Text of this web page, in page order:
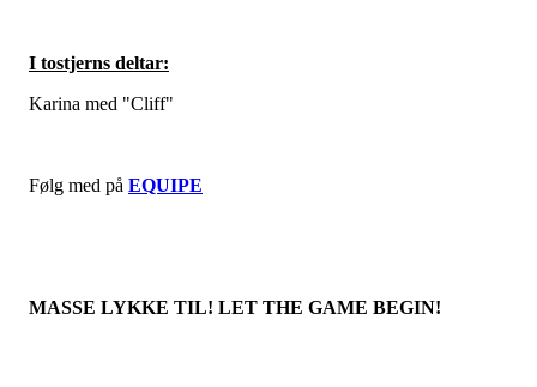
I tostjerns deltar:
Karina med "Cliff"
Følg med på EQUIPE
MASSE LYKKE TIL! LET THE GAME BEGIN!